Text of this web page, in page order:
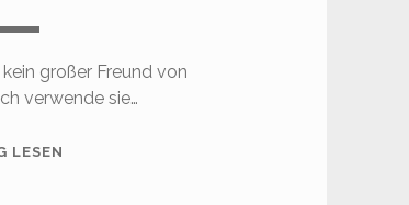
großer Freund von
verwende sie…
LESEN